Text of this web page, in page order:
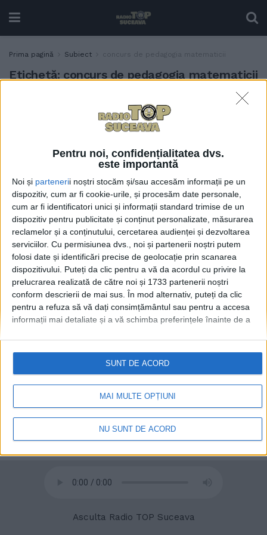
Pentru noi, confidențialitatea dvs.
este importantă
Noi și partenerii noștri stocăm și/sau accesăm informații pe un
dispozitiv, cum ar fi cookie-urile, și procesăm date personale,
cum ar fi identificatori unici și informații standard trimise de un
dispozitiv pentru publicitate și conținut personalizate, măsurarea
reclamelor și a conținutului, cercetarea audienței și dezvoltarea
serviciilor. Cu permisiunea dvs., noi și partenerii noștri putem
folosi date și identificări precise de geolocație prin scanarea
dispozitivului. Puteți da clic pentru a vă da acordul cu privire la
prelucrarea realizată de către noi și 1733 partenerii noștri
conform descrierii de mai sus. În mod alternativ, puteți da clic
pentru a refuza să vă dați consimțământul sau pentru a accesa
informații mai detaliate și a vă schimba preferințele înainte de a
retrageți consimțământul în orice moment, revenind la acest site
și făcând clic pe butonul "Confidențialitate" din partea de jos a
paginii web.
MAI MULTE OPȚIUNI
NU SUNT DE ACORD
SUNT DE ACORD
Prima pagină Subiect concurs de pedagogia matematicii
Etichetă: concurs de pedagogia matematicii
Două premii și o mențiune,
pentru elevele de la
Colegiul ”Mihai Eminescu”
Național ”Pedagogia
matematicii”
20 MAI, 2026
Asculta Radio TOP Suceava